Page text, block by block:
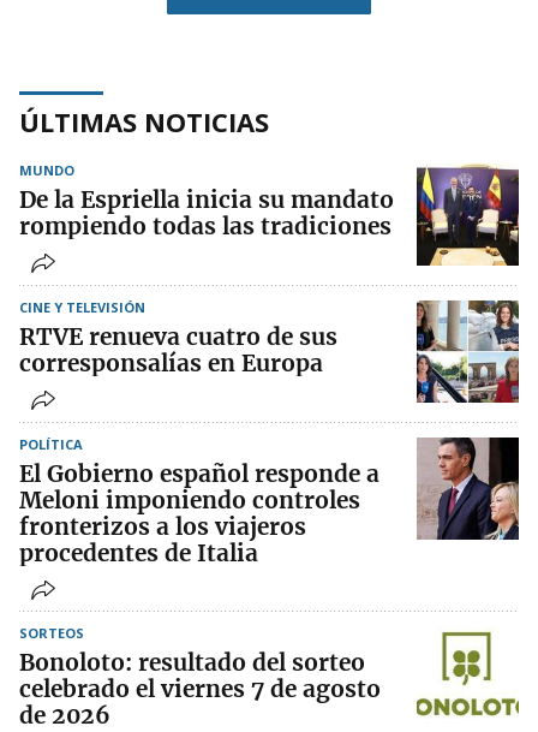
ÚLTIMAS NOTICIAS
MUNDO
De la Espriella inicia su mandato
rompiendo todas las tradiciones
CINE Y TELEVISIÓN
RTVE renueva cuatro de sus
corresponsalías en Europa
POLÍTICA
El Gobierno español responde a
Meloni imponiendo controles
fronterizos a los viajeros
procedentes de Italia
SORTEOS
Bonoloto: resultado del sorteo
celebrado el viernes 7 de agosto
de 2026